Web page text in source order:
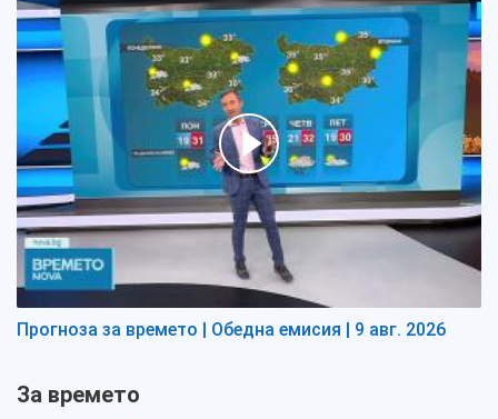
Прогноза за времето | Обедна емисия | 9 авг. 2026
За времето